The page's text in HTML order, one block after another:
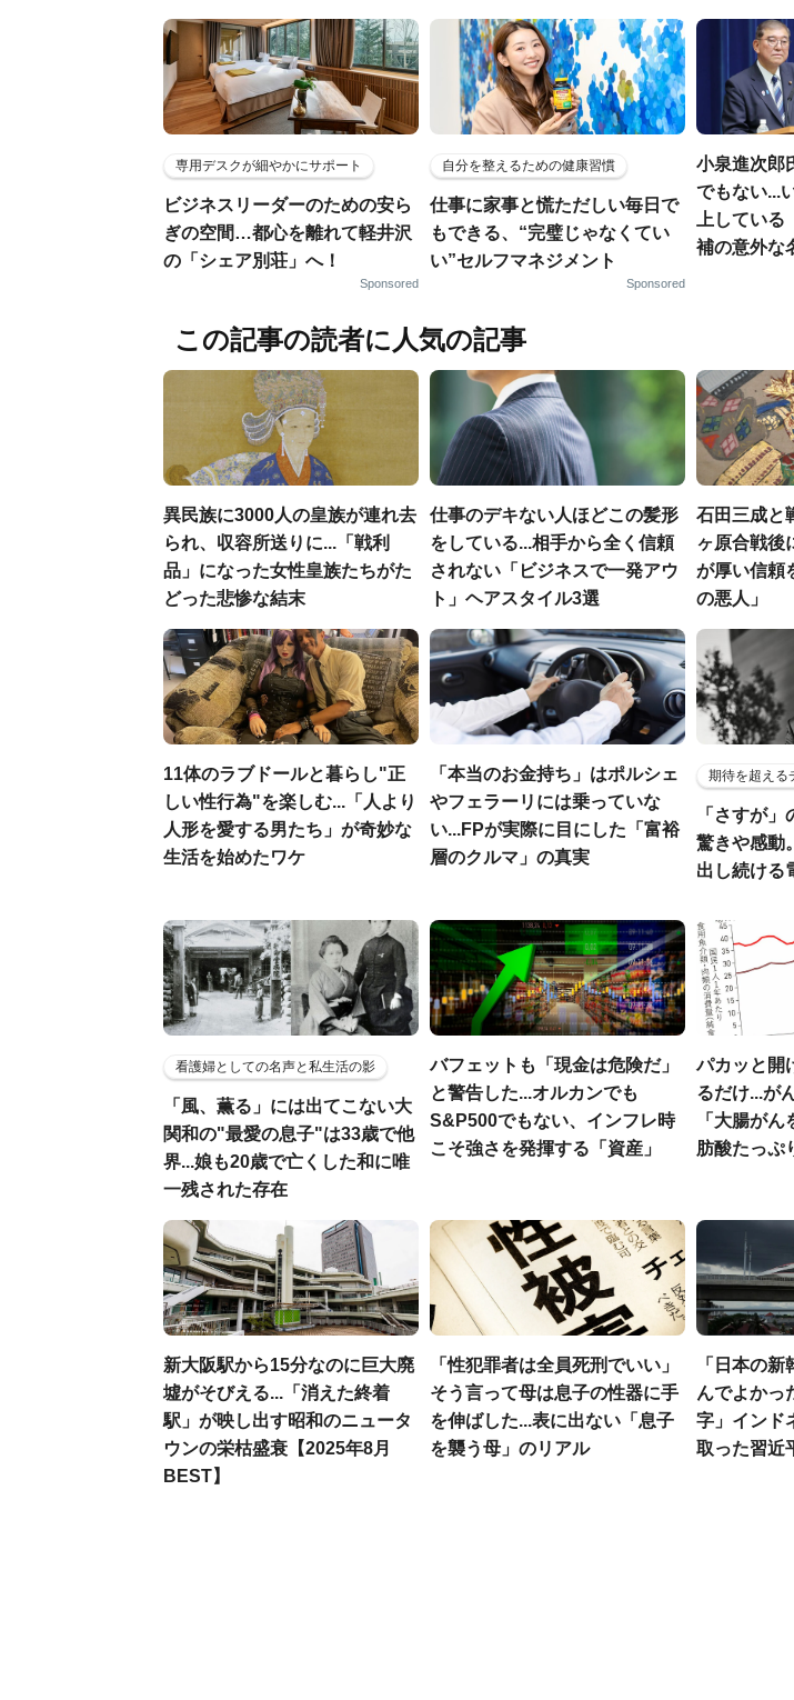
専用デスクが細やかにサポート
ビジネスリーダーのための安ら
ぎの空間…都心を離れて軽井沢
の「シェア別荘」へ！
Sponsored
自分を整えるための健康習慣
仕事に家事と慌ただしい毎日で
もできる、“完璧じゃなくてい
い”セルフマネジメント
Sponsored
小泉進次郎
でもない...
上してい
補の意外な
この記事の読者に人気の記事
異民族に3000人の皇族が連れ去
られ、収容所送りに...「戦利
品」になった女性皇族たちがた
どった悲惨な結末
仕事のデキない人ほどこの髪形
をしている...相手から全く信頼
されない「ビジネスで一発アウ
ト」ヘアスタイル3選
石田三成と
ヶ原合戦後
が厚い信頼
の悪人」
11体のラブドールと暮らし"正
しい性行為"を楽しむ...「人より
人形を愛する男たち」が奇妙な
生活を始めたワケ
「本当のお金持ち」はポルシェ
やフェラーリには乗っていな
い...FPが実際に目にした「富裕
層のクルマ」の真実
期待を超える
「さすが
驚きや感動
出し続ける
看護婦としての名声と私生活の影
「風、薫る」には出てこない大
関和の"最愛の息子"は33歳で他
界...娘も20歳で亡くした和に唯
一残された存在
バフェットも「現金は危険だ」
と警告した...オルカンでも
S&P500でもない、インフレ時
こそ強さを発揮する「資産」
パカッと開
るだけ...が
「大腸が
肪酸たっぷ
新大阪駅から15分なのに巨大廃
墟がそびえる...「消えた終着
駅」が映し出す昭和のニュータ
ウンの栄枯盛衰【2025年8月
BEST】
「性犯罪者は全員死刑でいい」
そう言って母は息子の性器に手
を伸ばした...表に出ない「息子
を襲う母」のリアル
「日本の
んでよかっ
字」インド
取った習近